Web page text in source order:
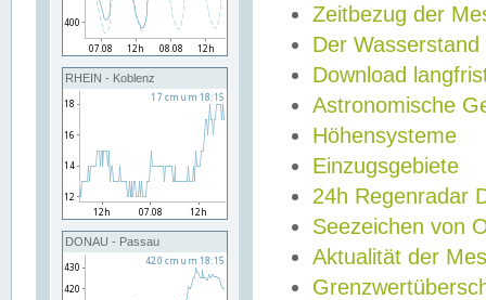
RHEIN - Koblenz
DONAU - Passau
Zeitbezug der
Der Wasserstand
Download
Astronomische
Höhensysteme
Einzugsgebiete
24h Regenradar
Seezeichen von
Aktualität der